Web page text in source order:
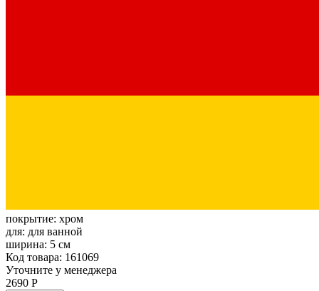
покрытие: хром
для: для ванной
ширина: 5 см
Код товара: 161069
Уточните у менеджера
2690 Р